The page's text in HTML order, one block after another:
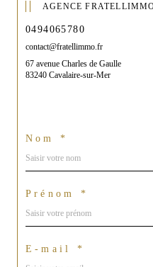
AGENCE
0494065780
contact@fratellimmo.fr
67 avenue Charles de Gaulle
83240 Cavalaire-sur-Mer
Nom *
Prénom *
E-mail *